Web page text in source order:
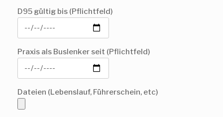
D95 gültig bis (Pflichtfeld)
Praxis als Buslenker seit (Pflichtfeld)
Dateien (Lebenslauf, Führerschein, etc)